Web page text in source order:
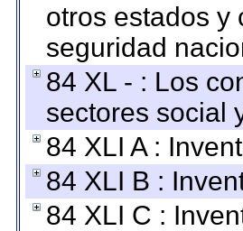
otros estados y
seguridad
84 XL - : Los
sectores social
84 XLI A :
84 XLI B :
84 XLI C :